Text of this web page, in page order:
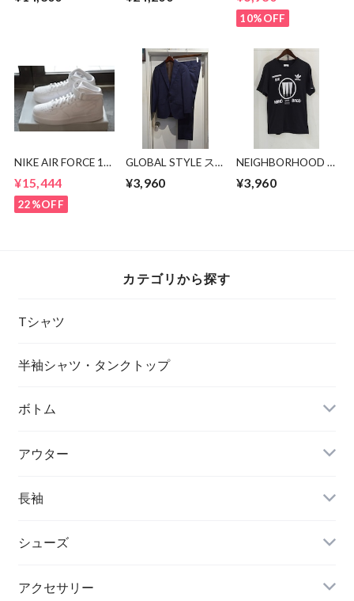
GABARDINE
10%OFF
NIKE AIR FORCE 1
¥15,444
22%OFF
GLOBAL STYLE ス
¥3,960
NEIGHBORHOOD ×
¥3,960
カテゴリから探す
Tシャツ
半袖シャツ・タンクトップ
ボトム
アウター
長袖
シューズ
アクセサリー